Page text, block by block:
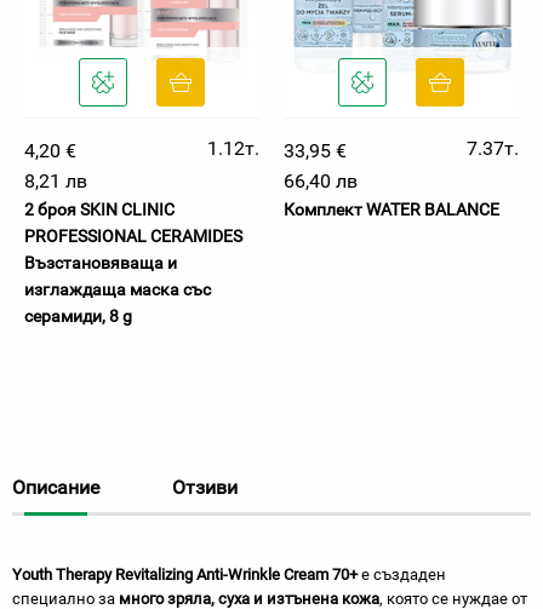
4,20 €
1.12т.
8,21 лв
2 броя SKIN CLINIC
PROFESSIONAL CERAMIDES
Възстановяваща и
изглаждаща маска със
серамиди, 8 g
33,95 €
7.37т.
66,40 лв
Комплект WATER BALANCE
Описание Отзиви
Youth Therapy Revitalizing Anti-Wrinkle Cream 70+е създаден
специално за много зряла, суха и изтънена кожа, която се нуждае от